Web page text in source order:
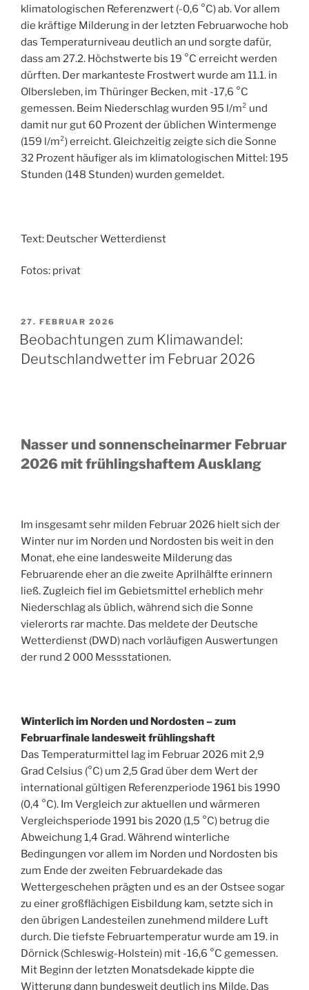
klimatologischen Referenzwert (-0,6 °C) ab. Vor allem
die kräftige Milderung in der letzten Februarwoche hob
das Temperaturniveau deutlich an und sorgte dafür,
dass am 27.2. Höchstwerte bis 19 °C erreicht werden
dürften. Der markanteste Frostwert wurde am 11.1. in
Olbersleben, im Thüringer Becken, mit -17,6 °C
gemessen. Beim Niederschlag wurden 95 l/m² und
damit nur gut 60 Prozent der üblichen Wintermenge
(159 l/m²) erreicht. Gleichzeitig zeigte sich die Sonne
32 Prozent häufiger als im klimatologischen Mittel: 195
Stunden (148 Stunden) wurden gemeldet.
Text: Deutscher Wetterdienst
Fotos: privat
VERÖFFENTLICHT
AM
27. FEBRUAR 2026
Beobachtungen zum Klimawandel:
Deutschlandwetter im Februar 2026
Nasser und sonnenscheinarmer Februar
2026 mit frühlingshaftem Ausklang
Im insgesamt sehr milden Februar 2026 hielt sich der
Winter nur im Norden und Nordosten bis weit in den
Monat, ehe eine landesweite Milderung das
Februarende eher an die zweite Aprilhälfte erinnern
ließ. Zugleich fiel im Gebietsmittel erheblich mehr
Niederschlag als üblich, während sich die Sonne
vielerorts rar machte. Das meldete der Deutsche
Wetterdienst (DWD) nach vorläufigen Auswertungen
der rund 2 000 Messstationen.
Winterlich im Norden und Nordosten – zum
Februarfinale landesweit frühlingshaft
Das Temperaturmittel lag im Februar 2026 mit 2,9
Grad Celsius (°C) um 2,5 Grad über dem Wert der
international gültigen Referenzperiode 1961 bis 1990
(0,4 °C). Im Vergleich zur aktuellen und wärmeren
Vergleichsperiode 1991 bis 2020 (1,5 °C) betrug die
Abweichung 1,4 Grad. Während winterliche
Bedingungen vor allem im Norden und Nordosten bis
zum Ende der zweiten Februardekade das
Wettergeschehen prägten und es an der Ostsee sogar
zu einer großflächigen Eisbildung kam, setzte sich in
den übrigen Landesteilen zunehmend mildere Luft
durch. Die tiefste Februartemperatur wurde am 19. in
Dörnick (Schleswig-Holstein) mit -16,6 °C gemessen.
Mit Beginn der letzten Monatsdekade kippte die
Witterung dann bundesweit deutlich ins Milde. Das